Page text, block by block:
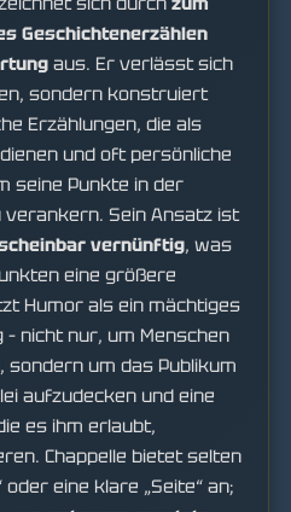
Geschichtenerzählen
aus. Er verlässt sich
sondern konstruiert
Erzählungen, die als
und oft persönliche
seine Punkte in der
verankern. Sein Ansatz ist
vernünftig, was
eine größere
Humor als ein mächtiges
nicht nur, um Menschen
sondern um das Publikum
aufzudecken und eine
es ihm erlaubt,
Chappelle bietet selten
eine klare „Seite“ an;